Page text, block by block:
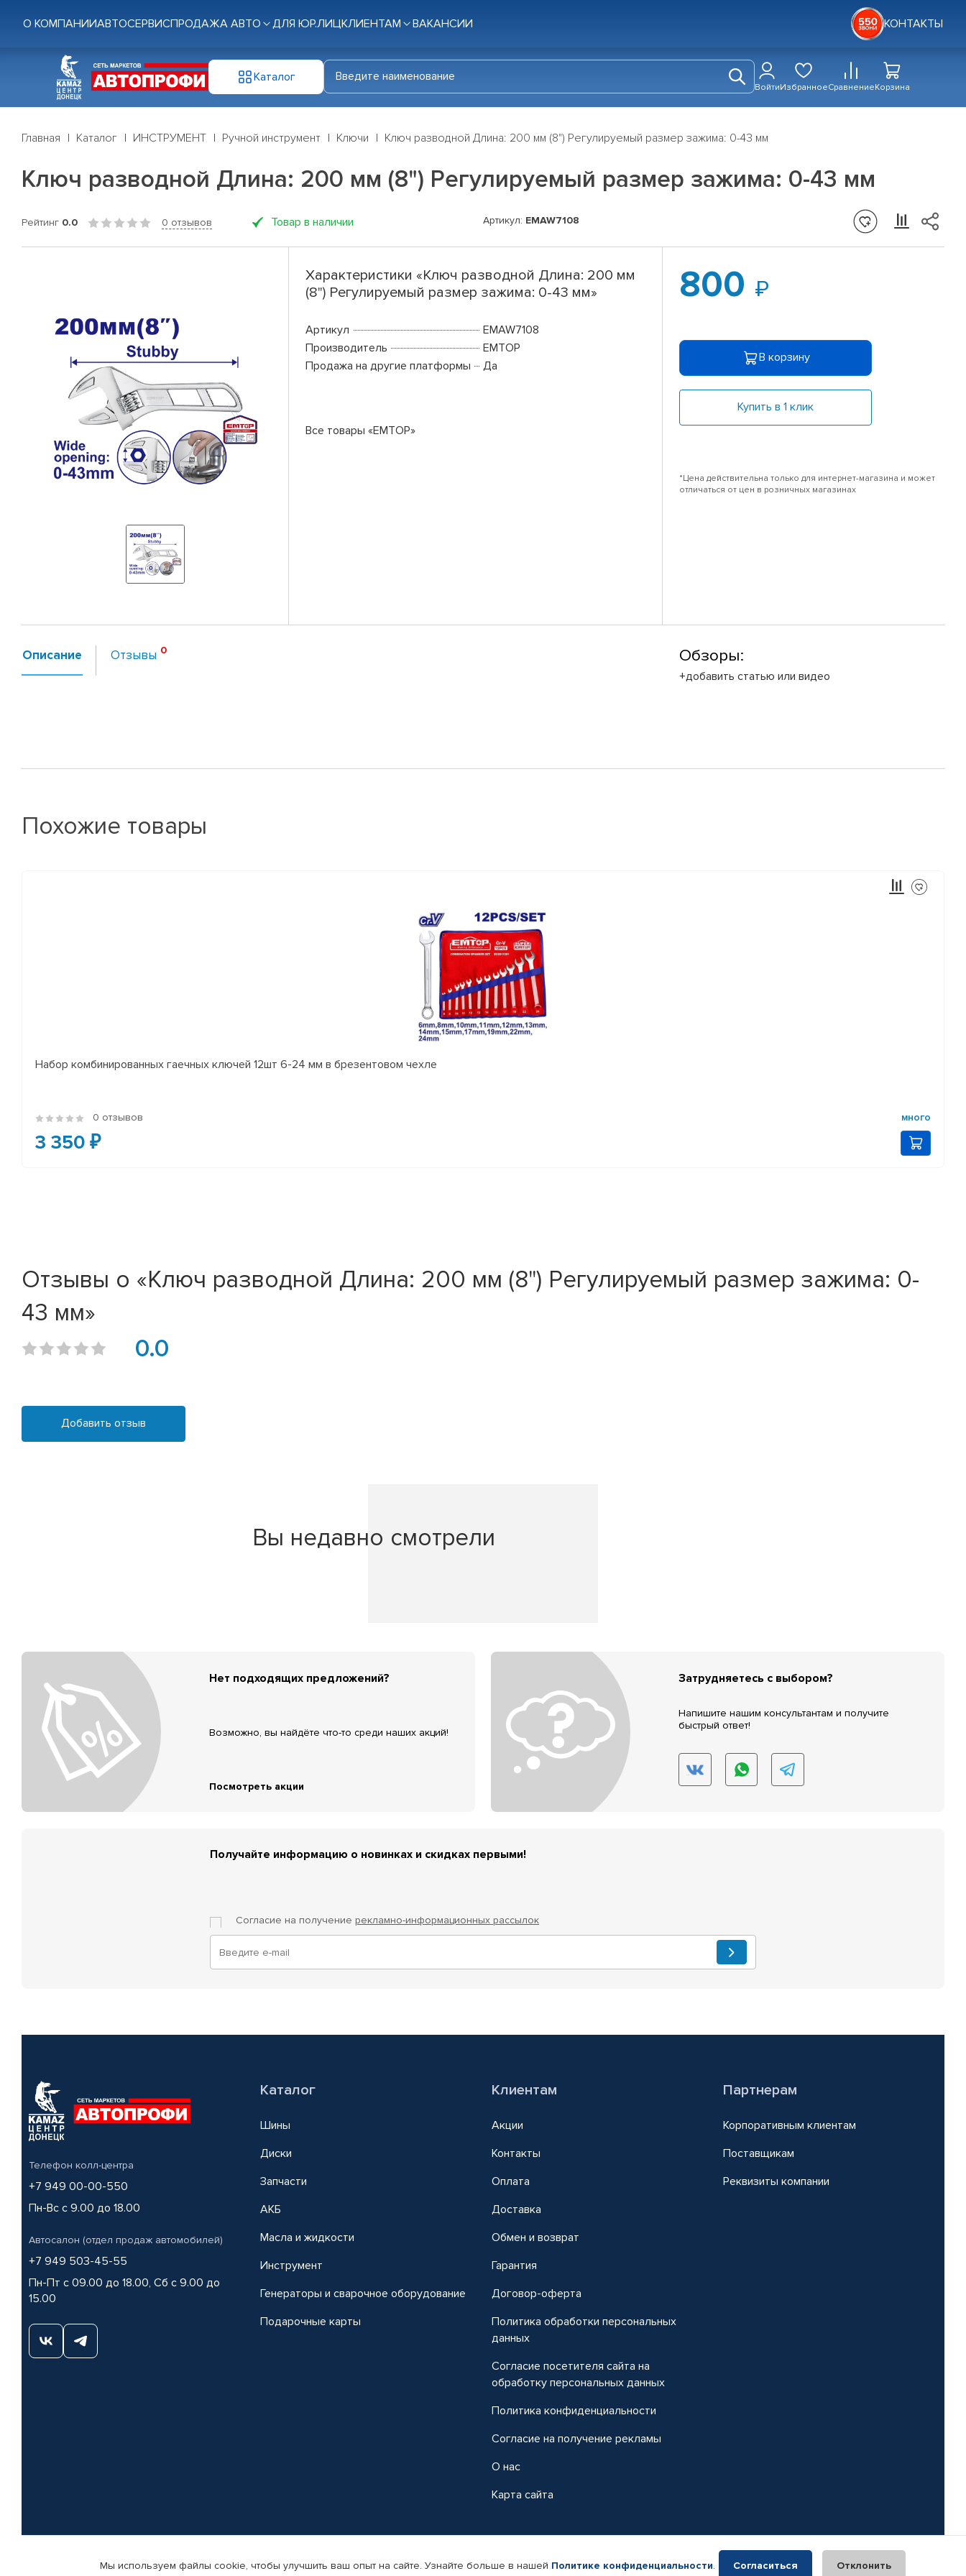
О КОМПАНИИАВТОСЕРВИСПРОДАЖА АВТО ДЛЯ ЮР.ЛИЦКЛИЕНТАМ ВАКАНСИИ КОНТАКТЫ
Каталог
ВойтиИзбранноеСравнениеКорзина
Главная Каталог ИНСТРУМЕНТ Ручной инструмент Ключи Ключ разводной Длина: 200 мм (8") Регулируемый размер зажима: 0-43 мм
Ключ разводной Длина: 200 мм (8") Регулируемый размер зажима: 0-43 мм
Рейтинг 0.0 0 отзывов Товар в наличии Артикул: EMAW7108
Характеристики «Ключ разводной Длина: 200 мм
(8") Регулируемый размер зажима: 0-43 мм»
Артикул
EMAW7108
Производитель
EMTOP
Продажа на другие платформы
Да
Все товары «EMTOP»
800
В корзину
Купить в 1 клик
*Цена действительна только для интернет-магазина и может
отличаться от цен в розничных магазинах
Описание Отзывы Обзоры:
+добавить статью или видео
Похожие товары
Набор комбинированных гаечных ключей 12шт 6-24 мм в брезентовом чехле
0 отзывов много
3 350 ₽
Отзывы о «Ключ разводной Длина: 200 мм (8") Регулируемый размер зажима: 0-
43 мм»
0.0
Добавить отзыв
Вы недавно смотрели
Нет подходящих предложений?
Возможно, вы найдёте что-то среди наших акций!
Посмотреть акции
Затрудняетесь с выбором?
Напишите нашим консультантам и получите
быстрый ответ!
Получайте информацию о новинках и скидках первыми!
Согласие на получение рекламно-информационных рассылок
Телефон колл-центра
+7 949 00-00-550
Пн-Вс с 9.00 до 18.00
Автосалон (отдел продаж автомобилей)
+7 949 503-45-55
Пн-Пт с 09.00 до 18.00, Сб с 9.00 до
15.00
Каталог
Шины
Диски
Запчасти
АКБ
Масла и жидкости
Инструмент
Генераторы и сварочное оборудование
Подарочные карты
Клиентам
Акции
Контакты
Оплата
Доставка
Обмен и возврат
Гарантия
Договор-оферта
Политика обработки персональных
данных
Согласие посетителя сайта на
обработку персональных данных
Политика конфиденциальности
Согласие на получение рекламы
О нас
Карта сайта
Партнерам
Корпоративным клиентам
Поставщикам
Реквизиты компании
© КАМАЗ ЦЕНТР ДОНЕЦК, 2015-2026. Все права защищены. Интернет-магазин автомобильных товаров Автопрофи.
Мы используем файлы cookie, чтобы улучшить ваш опыт на сайте. Узнайте больше в нашей Политике конфиденциальности. Согласиться Отклонить